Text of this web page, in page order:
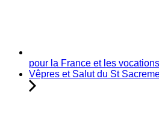
pour la France et les vocations
Vêpres et Salut du St